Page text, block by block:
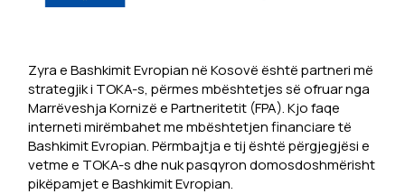
Zyra e Bashkimit Evropian në Kosovë është partneri më
strategjik i TOKA-s, përmes mbështetjes së ofruar nga
Marrëveshja Kornizë e Partneritetit (FPA). Kjo faqe
interneti mirëmbahet me mbështetjen financiare të
Bashkimit Evropian. Përmbajtja e tij është përgjegjësi e
vetme e TOKA-s dhe nuk pasqyron domosdoshmërisht
pikëpamjet e Bashkimit Evropian.